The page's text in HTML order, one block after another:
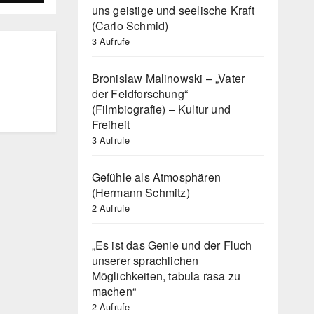
uns geistige und seelische Kraft
(Carlo Schmid)
3 Aufrufe
Bronislaw Malinowski – „Vater
der Feldforschung“
(Filmbiografie) – Kultur und
Freiheit
3 Aufrufe
Gefühle als Atmosphären
(Hermann Schmitz)
2 Aufrufe
„Es ist das Genie und der Fluch
unserer sprachlichen
Möglichkeiten, tabula rasa zu
machen“
2 Aufrufe